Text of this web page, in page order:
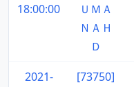
18:00:00
ＵＭＡ
ＮＡＨ
Ｄ
2021-
[73750]